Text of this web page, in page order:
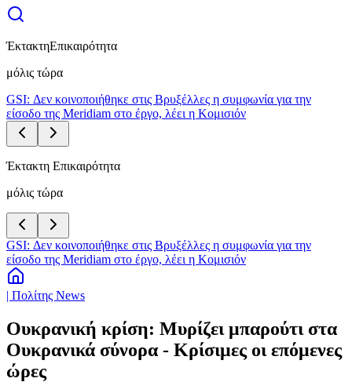
ΈκτακτηΕπικαιρότητα
μόλις τώρα
GSI: Δεν κοινοποιήθηκε στις Βρυξέλλες η συμφωνία για την
είσοδο της Meridiam στο έργο, λέει η Κομισιόν
Έκτακτη Επικαιρότητα
μόλις τώρα
GSI: Δεν κοινοποιήθηκε στις Βρυξέλλες η συμφωνία για την
είσοδο της Meridiam στο έργο, λέει η Κομισιόν
| Πολίτης News
Ουκρανική κρίση: Μυρίζει μπαρούτι στα
Ουκρανικά σύνορα - Κρίσιμες οι επόμενες
ώρες